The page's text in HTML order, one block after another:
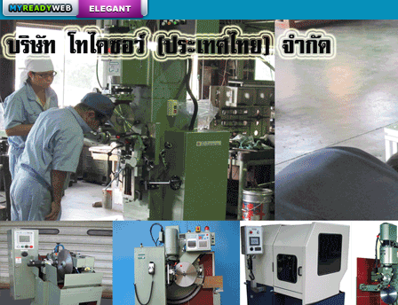
สร้างเว็บ